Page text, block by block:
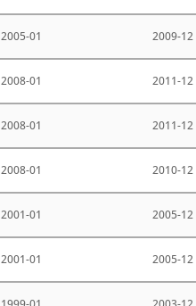
2005-01 2009-12
2008-01 2011-12
2008-01 2011-12
2008-01 2010-12
2001-01 2005-12
2001-01 2005-12